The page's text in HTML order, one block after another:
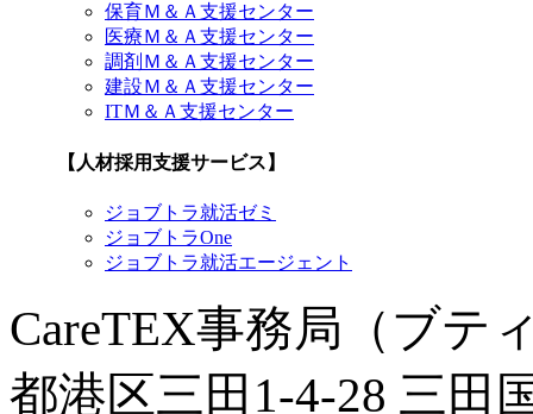
保育Ｍ＆Ａ支援センター
医療Ｍ＆Ａ支援センター
調剤Ｍ＆Ａ支援センター
建設Ｍ＆Ａ支援センター
ITＭ＆Ａ支援センター
【人材採用支援サービス】
ジョブトラ就活ゼミ
ジョブトラOne
ジョブトラ就活エージェント
CareTEX事務局（ブテ
都港区三田1-4-28 三田